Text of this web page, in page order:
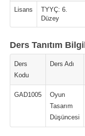
Lisans
TYYÇ: 6.
Düzey
Ders Tanıtım
Ders
Kodu
Ders Adı
GAD1005
Oyun
Tasarım
Düşüncesi